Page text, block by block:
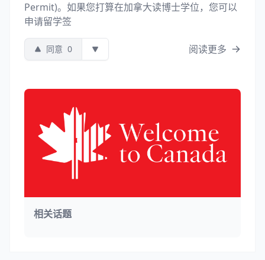
Permit)。如果您打算在加拿大读博士学位，您可以
申请留学签
同意 0 阅读更多
相关话题